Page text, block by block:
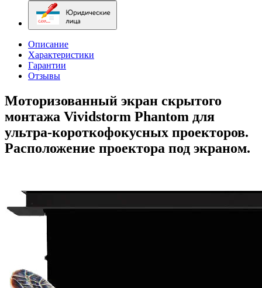
Описание
Характеристики
Гарантии
Отзывы
Моторизованный экран скрытого
монтажа Vividstorm Phantom для
ультра-короткофокусных проекторов.
Расположение проектора под экраном.